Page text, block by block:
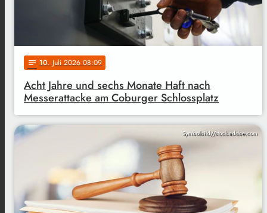
notes 10. Juli 2026 08:09
Acht Jahre und sechs Monate Haft nach
Messerattacke am Coburger Schlossplatz
Symbolbild//stock.adobe.com